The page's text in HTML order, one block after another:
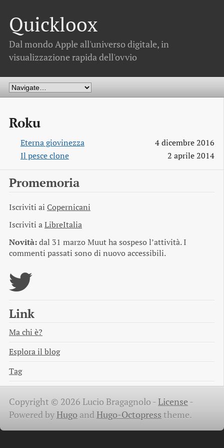
Quickloox
Dal mondo Apple all'universo digitale, in
visualizzazione rapida dell'ovvio
Roku
Eterna giovinezza
4 dicembre 2016
Il pesce clone
2 aprile 2014
Promemoria
Iscriviti ai Copernicani
Iscriviti aLibreItalia
Novità:dal 31 marzo Muut ha sospeso l’attività. I
commenti passati sono di nuovo accessibili.
Link
Ma chi è?
Esplora il blog
Tag
Copyright © 2026 Lucio Bragagnolo -License -
Powered byHugo and Hugo-Octopress theme.